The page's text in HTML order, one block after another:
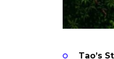
Tao’s